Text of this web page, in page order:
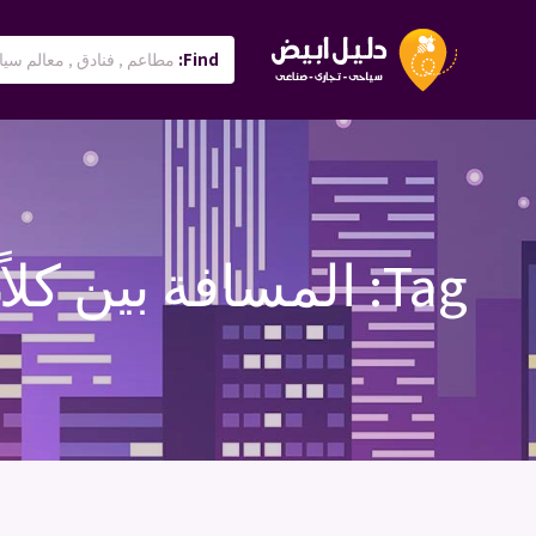
Find:
Tag: المسافة بين